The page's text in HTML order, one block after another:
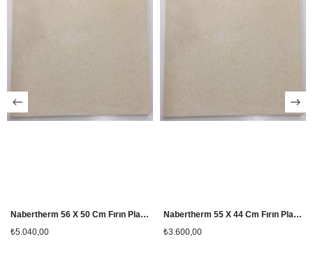
Nabertherm 56 X 50 Cm Fırın Plakası
₺5.040,00
Nabertherm 55 X 44 Cm Fırın Plakası
₺3.600,00